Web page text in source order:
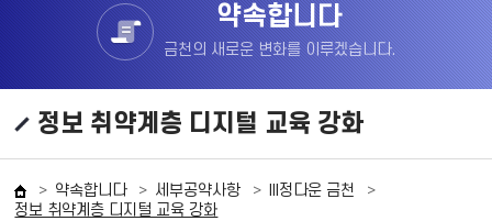
약속합니다
금천의 새로운 변화를 이루겠습니다.
정보 취약계층 디지털 교육 강화
약속합니다 세부공약사항
III정다운 금천
정보 취약계층 디지털 교육 강화